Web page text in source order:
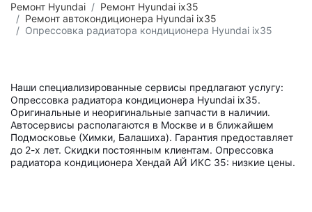
Ремонт Hyundai
Ремонт Hyundai ix35
Ремонт автокондиционера Hyundai ix35
Опрессовка радиатора кондиционера Hyundai ix35
Наши специализированные сервисы предлагают услугу:
Опрессовка радиатора кондиционера Hyundai ix35.
Оригинальные и неоригинальные запчасти в наличии.
Автосервисы располагаются в Москве и в ближайшем
Подмосковье (Химки, Балашиха). Гарантия предоставляет
до 2-х лет. Скидки постоянным клиентам. Опрессовка
радиатора кондиционера Хендай АЙ ИКС 35: низкие цены.